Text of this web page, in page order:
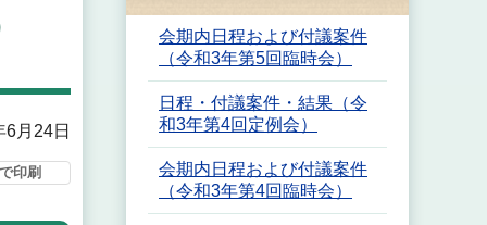
月24日
印刷
会期内日程および付議案件
（令和3年第5回臨時会）
日程・付議案件・結果（令
和3年第4回定例会）
会期内日程および付議案件
（令和3年第4回臨時会）